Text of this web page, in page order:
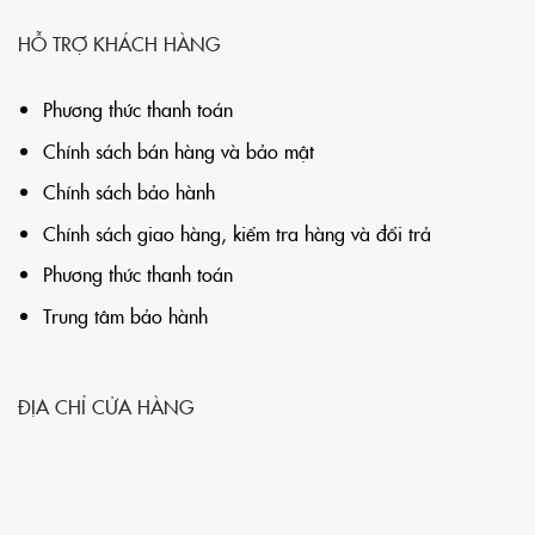
thông minh AI, nó có thể đánh giá mức
khớp chương trình rửa tốt nhất, điều
chỉnh thời gian rửa một cách thông
HỖ TRỢ KHÁCH HÀNG
Phương thức thanh toán
Chính sách bán hàng và bảo mật
Chính sách bảo hành
Chính sách giao hàng, kiểm tra hàng và đổi trả
Phương thức thanh toán
Trung tâm bảo hành
ĐỊA CHỈ CỬA HÀNG